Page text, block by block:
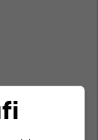
Michele dukej